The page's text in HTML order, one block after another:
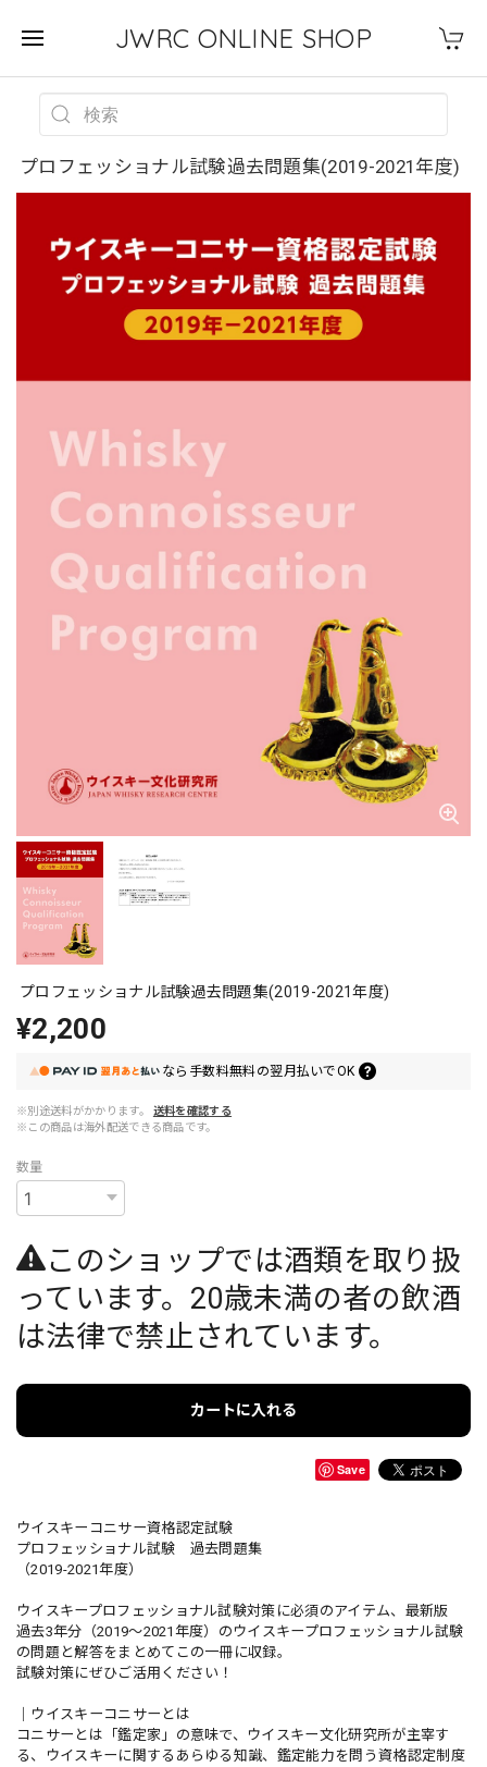
JWRC ONLINE SHOP
プロフェッショナル試験過去問題集(2019-2021年度)
プロフェッショナル試験過去問題集(2019-2021年度)
¥2,200
なら 手数料無料の翌月払いでOK
※別途送料がかかります。
送料を確認する
※この商品は海外配送できる商品です。
数量
このショップでは酒類を取り扱
っています。20歳未満の者の飲酒
は法律で禁止されています。
カートに入れる
Save
ウイスキーコニサー資格認定試験
プロフェッショナル試験 過去問題集
（2019-2021年度）
ウイスキープロフェッショナル試験対策に必須のアイテム、最新版
過去3年分（2019〜2021年度）のウイスキープロフェッショナル試験
の問題と解答をまとめてこの一冊に収録。
試験対策にぜひご活用ください！
｜ウイスキーコニサーとは
コニサーとは「鑑定家」の意味で、ウイスキー文化研究所が主宰す
る、ウイスキーに関するあらゆる知識、鑑定能力を問う資格認定制度